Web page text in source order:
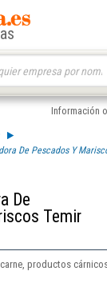
Información
De Pescados Y
De
Temir
productos